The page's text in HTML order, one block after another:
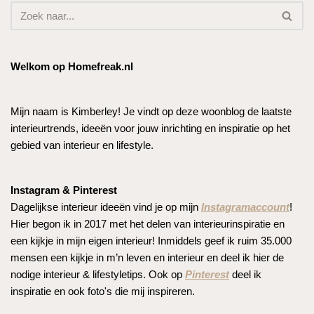
Welkom op Homefreak.nl
Mijn naam is Kimberley! Je vindt op deze woonblog de laatste
interieurtrends, ideeën voor jouw inrichting en inspiratie op het
gebied van interieur en lifestyle.
Instagram & Pinterest
Dagelijkse interieur ideeën vind je op mijn Instagramaccount!
Hier begon ik in 2017 met het delen van interieurinspiratie en
een kijkje in mijn eigen interieur! Inmiddels geef ik ruim 35.000
mensen een kijkje in m’n leven en interieur en deel ik hier de
nodige interieur & lifestyletips. Ook op Pinterestdeel ik
inspiratie en ook foto's die mij inspireren.